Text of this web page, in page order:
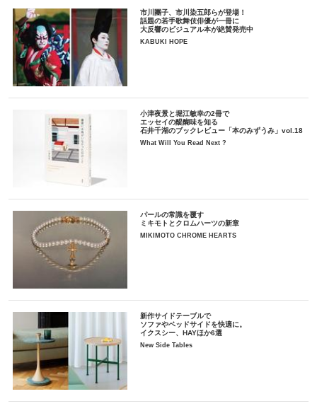
市川團子、市川染五郎らが登場！
話題の若手歌舞伎俳優が一冊に
大反響のビジュアル本が絶賛発売中
KABUKI HOPE
小津夜景と堀江敏幸の2冊で
エッセイの醍醐味を知る
石井千湖のブックレビュー「本のみずうみ」vol.18
What Will You Read Next ?
パールの常識を覆す
ミキモトとクロムハーツの新章
MIKIMOTO CHROME HEARTS
新作サイドテーブルで
ソファやベッドサイドを快適に。
イクスシー、HAYほか6選
New Side Tables